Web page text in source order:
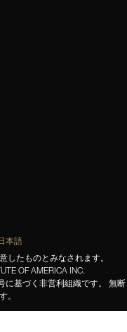
本語
したものとみなされます。
OF AMERICA INC.
に基づく非営利組織です。 無断
。